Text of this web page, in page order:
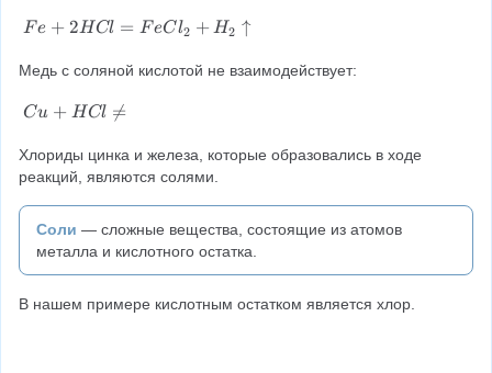
C
=
n
l
_
2
+
_
2
\
F
+
H
l
=
F
l
2
F e + 2HCl = F eCl2 + H2 ↑
Медь с соляной кислотой не взаимодействует:
C
+
H
C
Cu + HCl 
=
Хлориды цинка и железа, которые образовались в ходе
реакций, являются солями.
Соли — сложные вещества, состоящие из атомов
металла и кислотного остатка.
В нашем примере кислотным остатком является хлор.